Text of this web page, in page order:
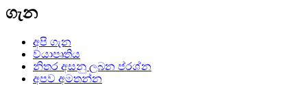
ගැන
අපි ගැන
ව්යාපෘතිය
නිතර අසනු ලබන ප්රශ්න
අපව අමතන්න